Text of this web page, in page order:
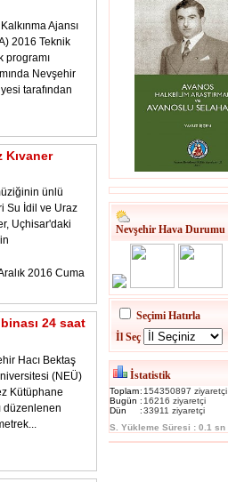
Ajansı
2016 Teknik
programı
Nevşehir
tarafından
Kıvaner
ünlü
Su İdil ve Uraz
Uçhisar'daki
2016 Cuma
24 saat
Hacı Bektaş
(NEÜ)
Kütüphane
düzenlenen
Nevşehir Hava Durumu
Seçimi Hatırla
İl Seç
İstatistik
Toplam: 154350897 ziyaretçi
Bugün : 16216 ziyaretçi
Dün
:33911 ziyaretçi
S. Yükleme Süresi : 0.1 sn